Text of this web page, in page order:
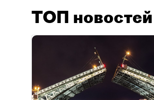
ТОП новостей